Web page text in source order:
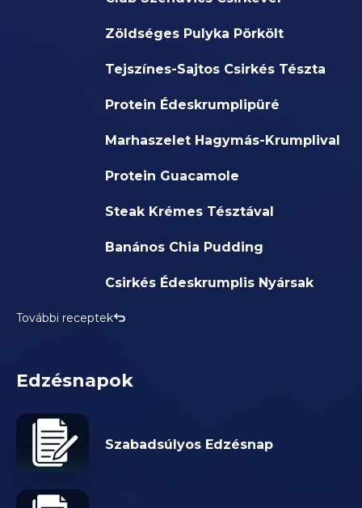
Zöldséges Pulyka Pörkölt
Tejszínes-Sajtos Csirkés Tészta
Protein Édeskrumplipüré
Marhaszelet Hagymás-Krumplival
Protein Guacamole
Steak Krémes Tésztával
Banános Chia Pudding
Csirkés Édeskrumplis Nyársak
További receptek
Edzésnapok
Szabadsúlyos Edzésnap